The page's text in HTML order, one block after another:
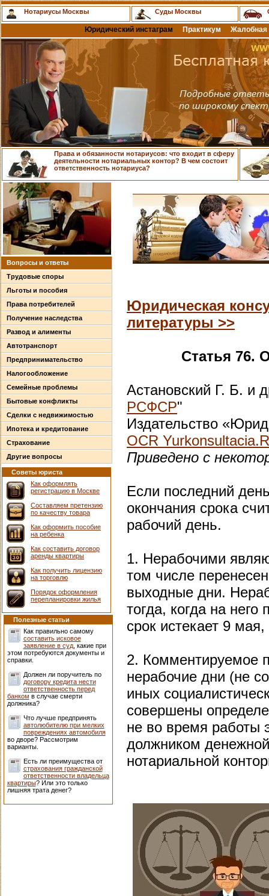
Нотариусы Москвы Суды Москвы
Юридический инстаграм Практикум Жалобная
Права и обязанности нотариусов: что входит в сферу
деятельности нотариальных контор? В чем состоит
ответственность нотариуса?
Вопросы и ответы
Трудовые споры
Льготы и пособия
Права потребителей
Получение наследства
Развод и алименты
Автотранспорт
Предпринимательство
Налогообложение
Семейные проблемы
Бытовые конфликты
Сделки с недвижимостью
Ипотека и кредитование
Страхование
Другие вопросы
Советы юриста
Как оформлять
регистрацию в Москве
Составляем претензию
по качеству товара
Как оформить пособие
на ребенка
Как составить договор
аренды квартиры
Как получить лицензию
на торговлю
Порядок оформления
перепланировки жилья
Полезные статьи
Как правильно самому
составить исковое
заявление в суд, какие при
этом потребуются документы и
справки.
Должен ли поручитель по
договору кредита нести
ответственность перед
банком в случае смерти
должника?
Что лучше предпринять
автолюбителю при мелких
повреждениях автомобиля
во дворе? Рассмотрим
варианты.
Есть ли преимущества от
страхования гражданской
ответственности владельца
квартиры? Или это только
лишняя трата денег?
Юридическая
литературы >>
Статья 76.
Астановский Г. Б. и
РСФСР"
Издательство
OCR
Приведено с
Если последний
окончания срока
рабочий день.
1. Нерабочими
том числе
выходные дни.
тогда, когда на
срок истекает 9
2. Комментируемое
нерабочие дни (не
иных
совершены
не во время работы
должником
нотариальной